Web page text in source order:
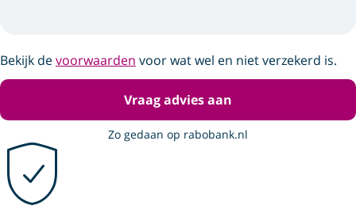
Bekijk devoorwaarden voor wat wel en niet verzekerd is.
Vraag advies aan
Zo gedaan op rabobank.nl